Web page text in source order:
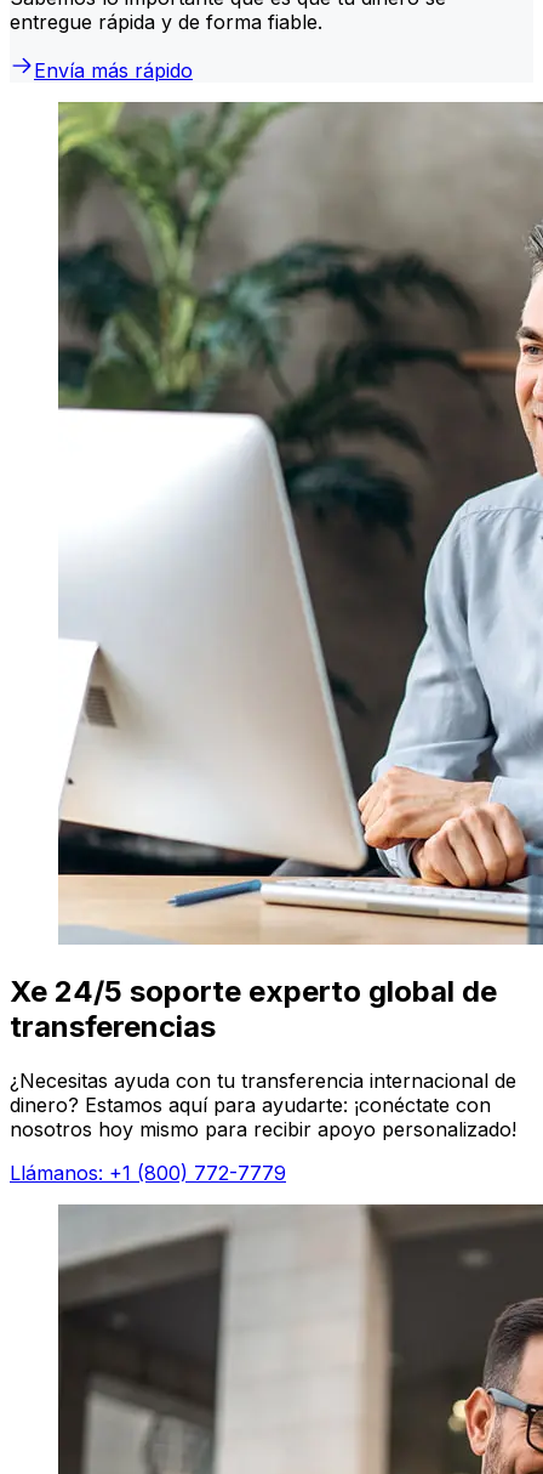
entregue rápida y de forma fiable.
Envía más rápido
Xe 24/5 soporte experto global de
transferencias
¿Necesitas ayuda con tu transferencia internacional de
dinero? Estamos aquí para ayudarte: ¡conéctate con
nosotros hoy mismo para recibir apoyo personalizado!
Llámanos: +1 (800) 772-7779